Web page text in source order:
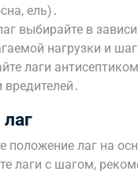
ель)․
выбирайте в
нагрузки и
лаги
вредителей․
положение лаг на
лаги с шагом,